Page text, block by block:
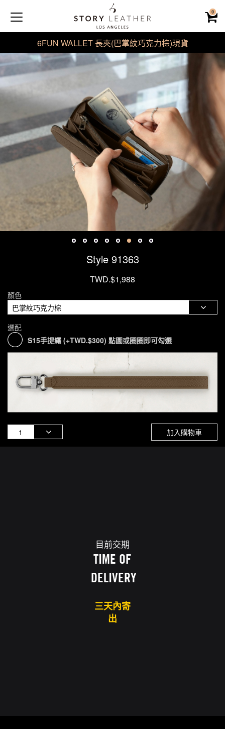
0
6FUN WALLET 長夾(巴掌紋巧克力棕)現貨
Style 91363
TWD.$1,988
顏色
選配
S15手提繩 (+TWD.$300) 點圖或圈圈即可勾選
加入購物車
目前交期
TIME OF
DELIVERY
三天內寄
出